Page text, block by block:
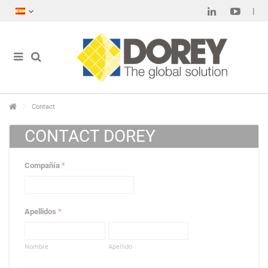
Contact
CONTACT DOREY
Compañía *
Apellidos *
Nombre Apellido